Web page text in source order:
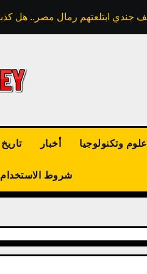
تاريخ أخبار علوم وتكنولوجيا
شروط الاستخدام